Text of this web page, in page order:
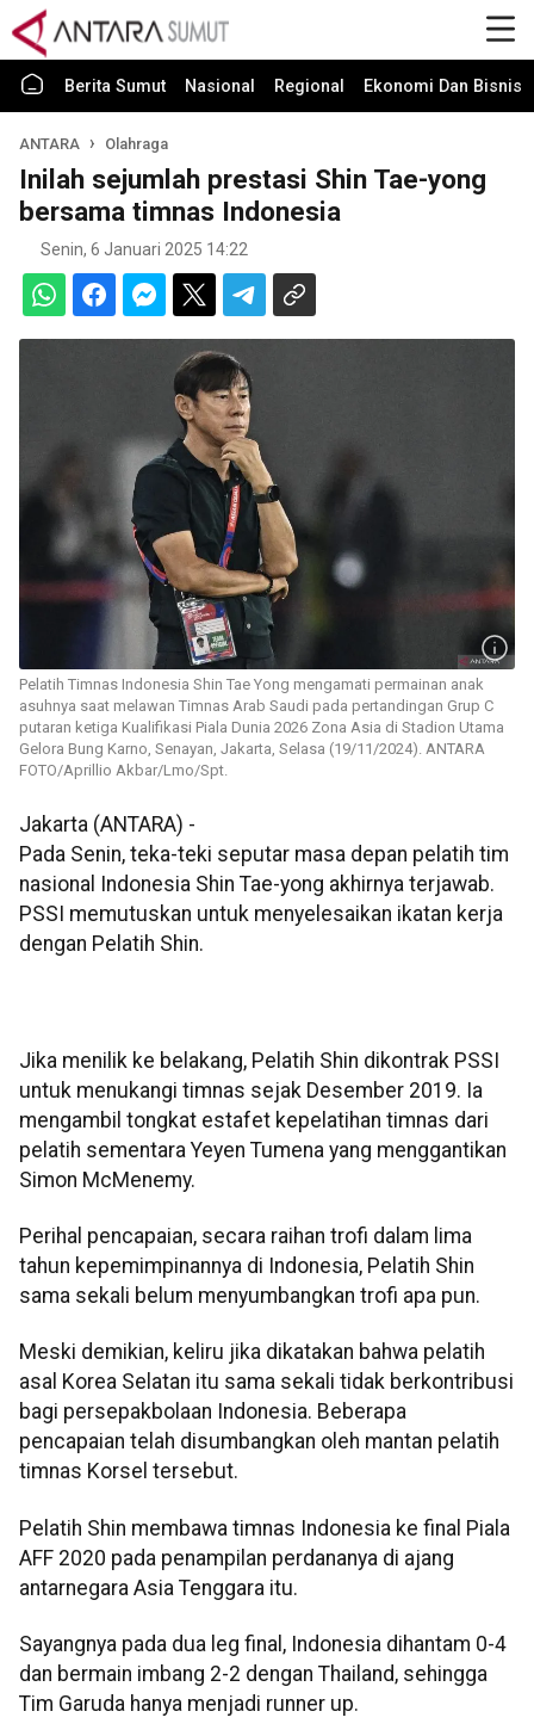
Berita Sumut Nasional Regional Ekonomi Dan Bisnis
ANTARA Olahraga
Inilah sejumlah prestasi Shin Tae-yong
bersama timnas Indonesia
Senin, 6 Januari 2025 14:22
Pelatih Timnas Indonesia Shin Tae Yong mengamati permainan anak
asuhnya saat melawan Timnas Arab Saudi pada pertandingan Grup C
putaran ketiga Kualifikasi Piala Dunia 2026 Zona Asia di Stadion Utama
Gelora Bung Karno, Senayan, Jakarta, Selasa (19/11/2024). ANTARA
FOTO/Aprillio Akbar/Lmo/Spt.
Jakarta (ANTARA) -
Pada Senin, teka-teki seputar masa depan pelatih tim
nasional Indonesia Shin Tae-yong akhirnya terjawab.
PSSI memutuskan untuk menyelesaikan ikatan kerja
dengan Pelatih Shin.
Jika menilik ke belakang, Pelatih Shin dikontrak PSSI
untuk menukangi timnas sejak Desember 2019. Ia
mengambil tongkat estafet kepelatihan timnas dari
pelatih sementara Yeyen Tumena yang menggantikan
Simon McMenemy.
Perihal pencapaian, secara raihan trofi dalam lima
tahun kepemimpinannya di Indonesia, Pelatih Shin
sama sekali belum menyumbangkan trofi apa pun.
Meski demikian, keliru jika dikatakan bahwa pelatih
asal Korea Selatan itu sama sekali tidak berkontribusi
bagi persepakbolaan Indonesia. Beberapa
pencapaian telah disumbangkan oleh mantan pelatih
timnas Korsel tersebut.
Pelatih Shin membawa timnas Indonesia ke final Piala
AFF 2020 pada penampilan perdananya di ajang
antarnegara Asia Tenggara itu.
Sayangnya pada dua leg final, Indonesia dihantam 0-4
dan bermain imbang 2-2 dengan Thailand, sehingga
Tim Garuda hanya menjadi runner up.